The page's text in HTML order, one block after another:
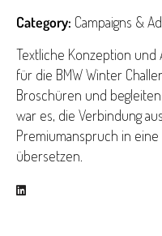
Category: Campaigns &
Textliche Konzeption und
für die BMW Winter
Broschüren und
war es, die Verbindung
Premiumanspruch in
übersetzen.